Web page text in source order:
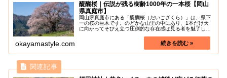
醍醐桜｜伝説が残る樹齢1000年の一本桜【岡山
県真庭市】
岡山県真庭市にある「醍醐桜（だいござくら）」は、県下
一の桜の巨木です。のどかな山里の中にあり、1本だけ天
に向かってそびえ立つ圧倒的な存在感は見る者を魅了して
okayamastyle.com